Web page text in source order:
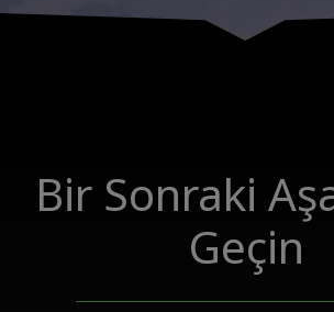
Bir Sonraki
Geçin